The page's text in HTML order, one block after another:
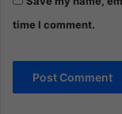
time I comment.